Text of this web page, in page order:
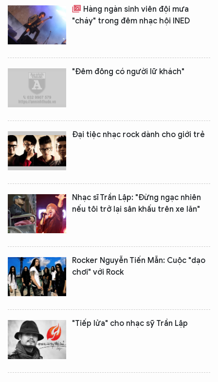
Hàng ngàn sinh viên đội mưa
"cháy" trong đêm nhạc hội INED
"Đêm đông có người lữ khách"
Đại tiệc nhạc rock dành cho giới trẻ
Nhạc sĩ Trần Lập: "Đừng ngạc nhiên
nếu tôi trở lại sân khấu trên xe lăn"
Rocker Nguyễn Tiến Mẫn: Cuộc "dạo
chơi" với Rock
"Tiếp lửa" cho nhạc sỹ Trần Lập